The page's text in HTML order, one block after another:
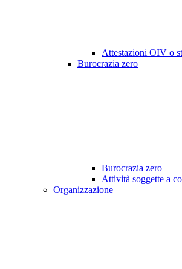
Attestazioni OIV o
Burocrazia zero
Burocrazia zero
Attività soggette a
Organizzazione